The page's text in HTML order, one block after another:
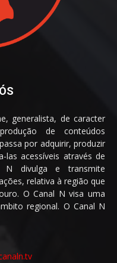
generalista, de caracter
de conteúdos
por adquirir, produzir
acessíveis através de
N divulga e transmite
relativa à região que
O Canal N visa uma
regional. O Canal N